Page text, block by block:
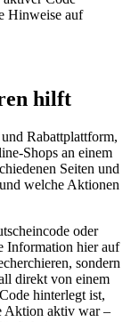
Hinweise auf
hilft
Rabattplattform,
Shops an einem
Seiten und
welche Aktionen
oder
Information hier auf
sondern
direkt von einem
hinterlegt ist,
Aktion aktiv war –